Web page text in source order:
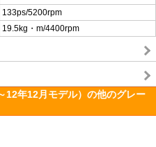
133ps/5200rpm
19.5kg・m/4400rpm
12年12月モデル）の他のグレー